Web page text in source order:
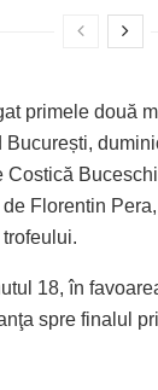
primele două
Costică
Florentin
18, în
spre finalul